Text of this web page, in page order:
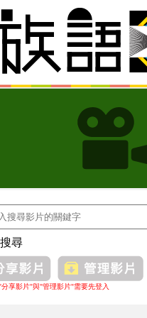
尋
分享影片"與"管理影片"需要先登入